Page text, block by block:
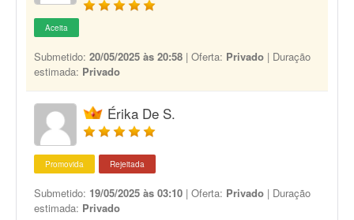
Aceita
Submetido: 20/05/2025 às 20:58 | Oferta: Privado | Duração
estimada: Privado
Érika De S.
Promovida Rejeitada
Submetido: 19/05/2025 às 03:10 | Oferta: Privado | Duração
estimada: Privado